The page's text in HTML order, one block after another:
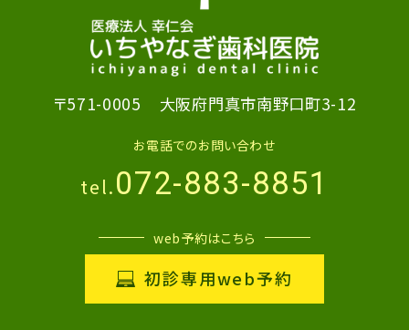
〒571-0005 大阪府門真市南野口町3-12
お電話でのお問い合わせ
tel.072-883-8851
web予約はこちら
初診専用web予約